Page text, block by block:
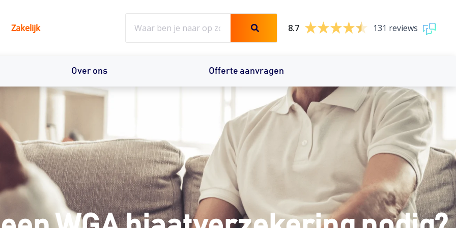
Zakelijk
8.7
131 reviews
Over ons Offerte aanvragen